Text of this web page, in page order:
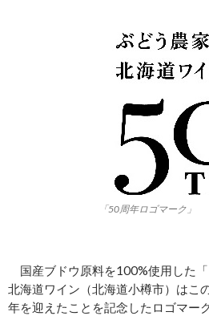
「50周年ロゴマーク」
国産ブドウ原料を100%使用した
北海道ワイン（北海道小樽市）はこ
年を迎えたことを記念したロゴマー